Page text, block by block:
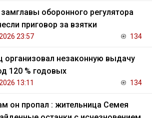
оборонного регулятора
приговор за взятки
23:57 134
организовал незаконную выдачу
120 % годовых
13:11 134
он пропал : жительница Семея